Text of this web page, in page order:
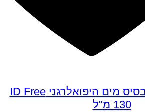
חומר סיכה על בסיס מים היפואלרגני ID Free
130 מ"ל